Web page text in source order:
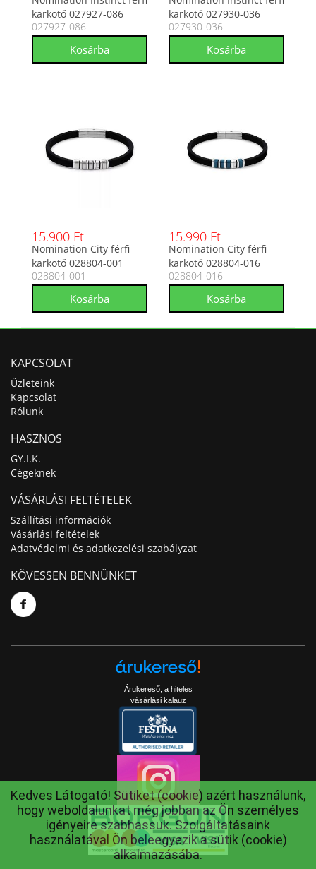
karkötő 027927-086
027927-086
karkötő 027930-036
027930-036
15.900 Ft
Nomination City férfi
karkötő 028804-001
028804-001
15.990 Ft
Nomination City férfi
karkötő 028804-016
028804-016
KAPCSOLAT
Üzleteink
Kapcsolat
Rólunk
HASZNOS
GY.I.K.
Cégeknek
VÁSÁRLÁSI FELTÉTELEK
Szállítási információk
Vásárlási feltételek
Adatvédelmi és adatkezelési szabályzat
KÖVESSEN BENNÜNKET
Árukereső, a hiteles
vásárlási kalauz
Kedves Látogató! Sütiket (cookie) azért használunk,
hogy weboldalunkat még jobban az Ön személyes
igényeire szabhassuk. Szolgáltatásaink
használatával Ön beleegyezik a sütik (cookie)
alkalmazásába.